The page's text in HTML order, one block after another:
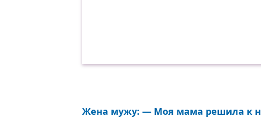
Жена мужу: — Моя мама решила к